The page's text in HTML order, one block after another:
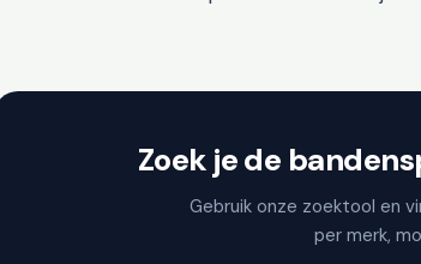
Zoek je de
Gebruik onze zoektool en
per merk,